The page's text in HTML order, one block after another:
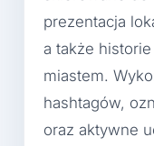
prezentacja
a także
miastem.
hashtagów,
oraz aktywne